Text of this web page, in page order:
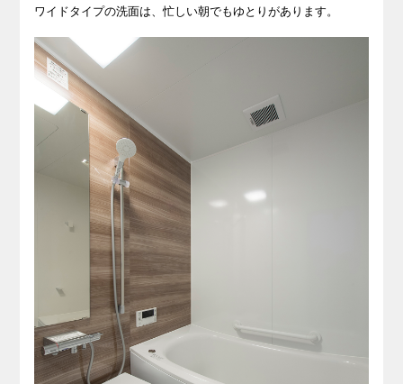
ワイドタイプの洗面は、忙しい朝でもゆとりがあります。